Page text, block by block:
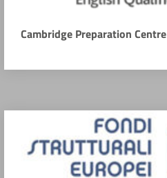
Cambridge Preparation Centre